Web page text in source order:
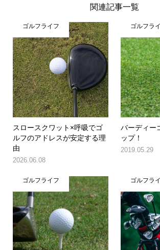
関連記事一覧
ゴルフライフ
スロースクワット×呼吸でゴ
ルフのアドレスが安定する理
由
2026.06.08
ゴルフラ
バーディー
ップ！
2019.05.29
ゴルフライフ ゴルフラ